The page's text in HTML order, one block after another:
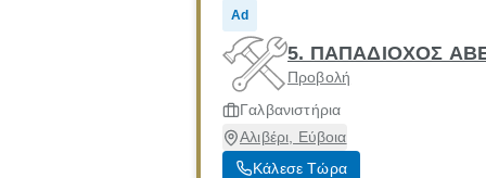
Ad
5. ΠΑΠΑΔΙΟΧΟΣ
Προβολή
Γαλβανιστήρια
Αλιβέρι, Εύβοια
Κάλεσε Τώρα